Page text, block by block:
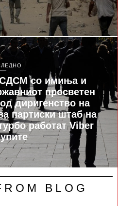
СДСМ со имиња и
просветен
диригенство на
партиски штаб на
работат Viber
BLOG